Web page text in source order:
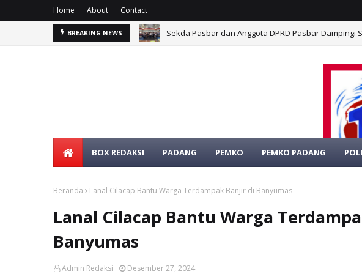
Home About Contact
BREAKING NEWS Sekda Pasbar dan Anggota DPRD Pasbar
BOX REDAKSI PADANG PEMKO PEMKO PADANG
Beranda Lanal Cilacap Bantu Warga Terdampak Banjir di Banyumas
Lanal Cilacap Bantu Warga
Banyumas
Admin Redaksi Desember 27, 2024